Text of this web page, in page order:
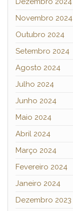
Novembro 2024
Outubro 2024
Setembro 2024
Agosto 2024
Julho 2024
Junho 2024
Maio 2024
Abril 2024
Março 2024
Fevereiro 2024
Janeiro 2024
Dezembro 2023